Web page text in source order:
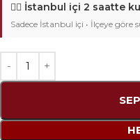
🚴‍♂️ İstanbul içi 2 saatte
Sadece İstanbul içi • İlçeye